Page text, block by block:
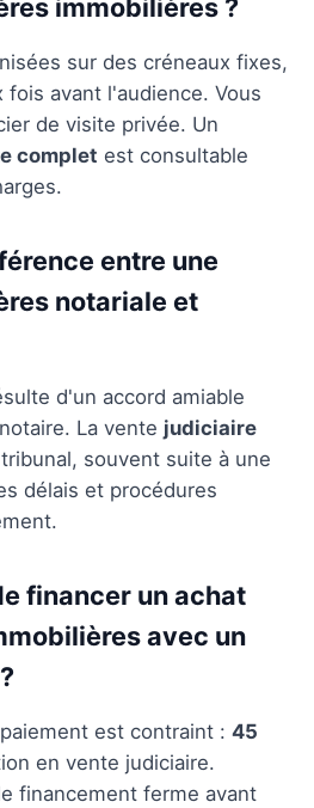
immobilières ?
sur des créneaux fixes,
avant l'audience. Vous
de visite privée. Un
complet est consultable
entre une
notariale et
d'un accord amiable
La vente judiciaire
souvent suite à une
délais et procédures
financer un achat
avec un
est contraint : 45
en vente judiciaire.
financement ferme avant